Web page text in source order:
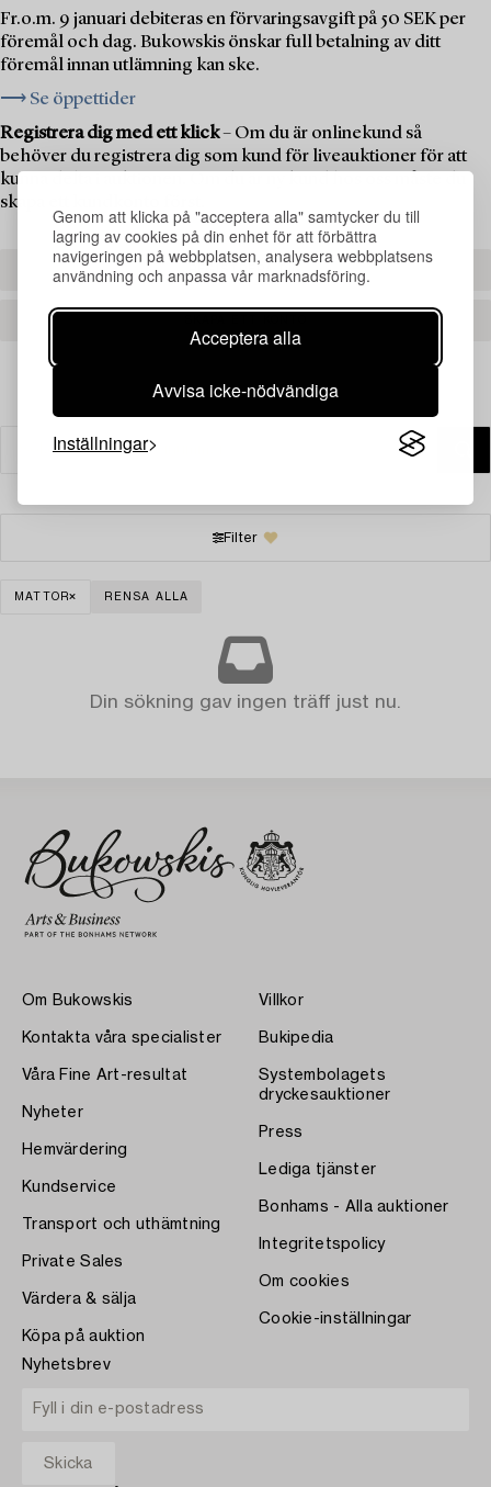
Genom att klicka på "acceptera alla" samtycker du till
lagring av cookies på din enhet för att förbättra
navigeringen på webbplatsen, analysera webbplatsens
användning och anpassa vår marknadsföring.
Acceptera alla
Avvisa icke-nödvändiga
Inställningar
Fr.o.m. 9 januari debiteras en förvaringsavgift på 50 SEK per
föremål och dag. Bukowskis önskar full betalning av ditt
föremål innan utlämning kan ske.
⟶ Se öppettider
Registrera dig med ett klick– Om du är onlinekund så
behöver du registrera dig som kund för liveauktioner för att
kunna delta i auktionen. Om du är ny kund hos oss måste du
skapa ett kundkonto först.
REGISTRERA DIG
Filter
MATTOR RENSA ALLA
Din sökning gav ingen träff just nu.
Om Bukowskis
Kontakta våra specialister
Våra Fine Art-resultat
Nyheter
Hemvärdering
Kundservice
Transport och uthämtning
Private Sales
Värdera & sälja
Köpa på auktion
Villkor
Bukipedia
Systembolagets
dryckesauktioner
Press
Lediga tjänster
Bonhams - Alla auktioner
Integritetspolicy
Om cookies
Cookie-inställningar
Nyhetsbrev